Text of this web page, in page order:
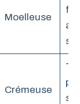
Moelleuse
Crémeuse